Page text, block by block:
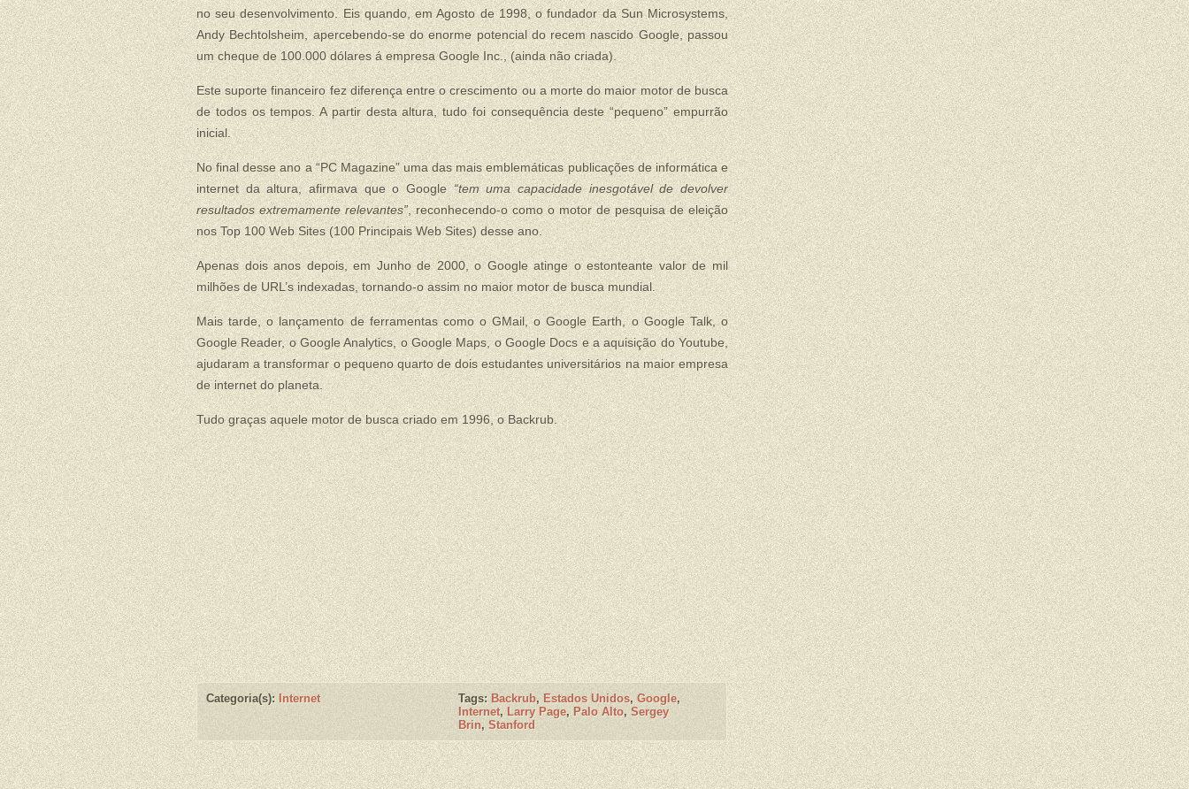
no seu desenvolvimento. Eis quando, em Agosto de 1998, o fundador da Sun Microsystems,
Andy Bechtolsheim, apercebendo-se do enorme potencial do recem nascido Google, passou
um cheque de 100.000 dólares á empresa Google Inc., (ainda não criada).
Este suporte financeiro fez diferença entre o crescimento ou a morte do maior motor de busca
de todos os tempos. A partir desta altura, tudo foi consequência deste “pequeno” empurrão
inicial.
No final desse ano a “PC Magazine” uma das mais emblemáticas publicações de informática e
internet da altura, afirmava que o Google“tem uma capacidade inesgotável de devolver
resultados extremamente relevantes”, reconhecendo-o como o motor de pesquisa de eleição
nos Top 100 Web Sites (100 Principais Web Sites) desse ano.
Apenas dois anos depois, em Junho de 2000, o Google atinge o estonteante valor de mil
milhões de URL’s indexadas, tornando-o assim no maior motor de busca mundial.
Mais tarde, o lançamento de ferramentas como o GMail, o Google Earth, o Google Talk, o
Google Reader, o Google Analytics, o Google Maps, o Google Docs e a aquisição do Youtube,
ajudaram a transformar o pequeno quarto de dois estudantes universitários na maior empresa
de internet do planeta.
Tudo graças aquele motor de busca criado em 1996, o Backrub.
Categoria(s): Internet Tags: Backrub, Estados Unidos, Google,
Internet, Larry Page, Palo Alto, Sergey
Brin, Stanford